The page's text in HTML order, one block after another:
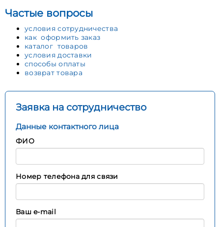
Частые вопросы
условия сотрудничества
как оформить заказ
каталог товаров
условия доставки
способы оплаты
возврат товара
Заявка на сотрудничество
Данные контактного лица
ФИО
Номер телефона для связи
Ваш e-mail